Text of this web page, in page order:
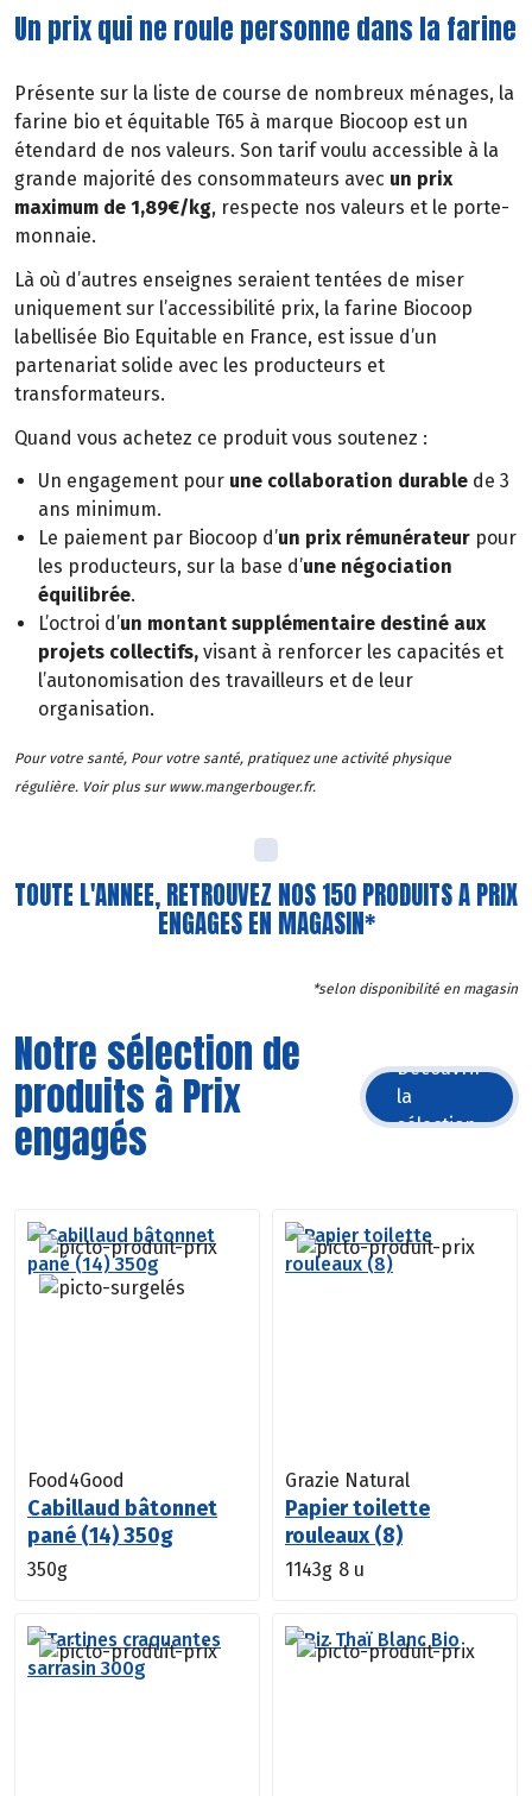
Un prix qui ne roule personne dans la farine
Présente sur la liste de course de nombreux ménages, la
farine bio et équitable T65 à marque Biocoop est un
étendard de nos valeurs. Son tarif voulu accessible à la
grande majorité des consommateurs avec un prix
maximum de 1,89€/kg, respecte nos valeurs et le porte-
monnaie.
Là où d’autres enseignes seraient tentées de miser
uniquement sur l’accessibilité prix, la farine Biocoop
labellisée Bio Equitable en France, est issue d’un
partenariat solide avec les producteurs et
transformateurs.
Quand vous achetez ce produit vous soutenez :
Un engagement pour une collaboration durable de 3
ans minimum.
Le paiement par Biocoop d’un prix rémunérateur pour
les producteurs, sur la base d’une négociation
équilibrée.
L’octroi d’un montant supplémentaire destiné aux
projets collectifs, visant à renforcer les capacités et
l’autonomisation des travailleurs et de leur
organisation.
Pour votre santé, Pour votre santé, pratiquez une activité physique
régulière. Voir plus sur www.mangerbouger.fr.
TOUTE L'ANNEE, RETROUVEZ NOS 150 PRODUITS A PRIX
ENGAGES EN MAGASIN*
*selon disponibilité en magasin
Notre sélection de
produits à Prix
engagés
Découvrir
la
sélection
Food4Good
Cabillaud bâtonnet
pané (14) 350g
350g
Grazie Natural
Papier toilette
rouleaux (8)
1143g 8 u